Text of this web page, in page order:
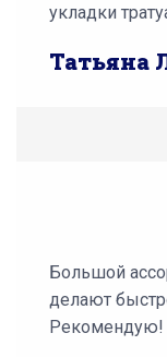
укладки
Татьяна
Большой
делают
Рекомендую!